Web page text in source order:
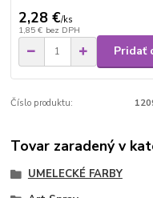
2,28 €/ks
1,85 € bez DPH
Pridať
Číslo produktu:
Tovar zaradený v
UMELECKÉ FARBY